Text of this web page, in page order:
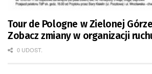
Tour de Pologne w Zielonej
Zobacz zmiany w organizacji
0 UDOST.